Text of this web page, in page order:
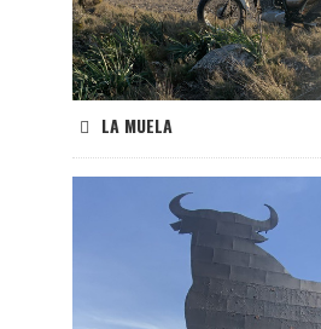
LA MUELA